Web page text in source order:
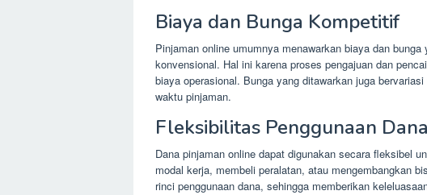
Biaya dan Bunga Kompetitif
Pinjaman online umumnya menawarkan biaya dan
konvensional. Hal ini karena proses pengajuan dan
biaya operasional. Bunga yang ditawarkan juga
waktu pinjaman.
Fleksibilitas Penggunaan Dana
Dana pinjaman online dapat digunakan secara fleksibel
modal kerja, membeli peralatan, atau mengembangkan
rinci penggunaan dana, sehingga memberikan